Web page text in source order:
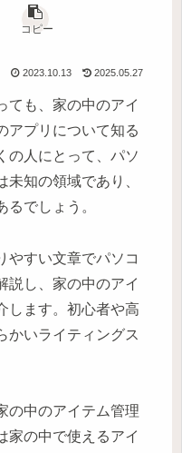
コピー
2023.10.13 2025.05.27
ても、家の中のアイ
アプリについて知る
の人にとって、パソ
知の領域であり、
でしょう。
やすい文章でパソコ
説し、家の中のアイ
します。初心者や高
かいライティングス
の中のアイテム管理
家の中で使えるアイ